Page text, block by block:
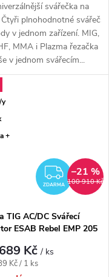
svářečka na
plnohodnotné
v jednom zařízení. MIG,
MMA i Plazma řezačka
v jednom svářecím...
y
+
ZDARMA 100 910 Kč
–21 %
TIG AC/DC Svářecí
ESAB Rebel EMP 205
Kč/ ks
cena:
Kč / 1 ks